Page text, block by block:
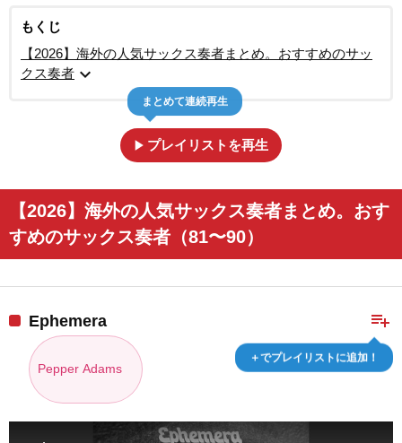
もくじ
【2026】海外の人気サックス奏者まとめ。おすすめのサッ
クス奏者 expand_more
play_arrow プレイリストを再生
まとめて連続再生
【2026】海外の人気サックス奏者まとめ。おす
すめのサックス奏者（81〜90）
playlist_add
＋でプレイリストに追加！
Ephemera
Pepper Adams